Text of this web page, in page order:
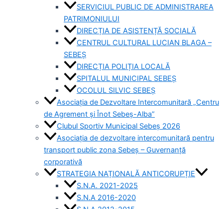
SERVICIUL PUBLIC DE ADMINISTRAREA
PATRIMONIULUI
DIRECȚIA DE ASISTENȚĂ SOCIALĂ
CENTRUL CULTURAL LUCIAN BLAGA –
SEBEȘ
DIRECȚIA POLIȚIA LOCALĂ
SPITALUL MUNICIPAL SEBEȘ
OCOLUL SILVIC SEBEȘ
Asociația de Dezvoltare Intercomunitară „Centru
de Agrement și Înot Sebeș-Alba”
Clubul Sportiv Municipal Sebeș 2026
Asociația de dezvoltare intercomunitară pentru
transport public zona Sebeș – Guvernanță
corporativă
STRATEGIA NAȚIONALĂ ANTICORUPȚIE
S.N.A. 2021-2025
S.N.A 2016-2020